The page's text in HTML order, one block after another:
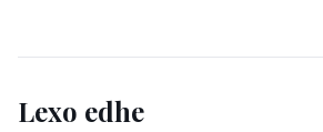
Lexo edhe